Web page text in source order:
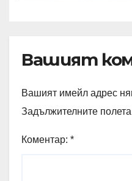
Вашият
Вашият имейл адрес
Задължителните
Коментар: *